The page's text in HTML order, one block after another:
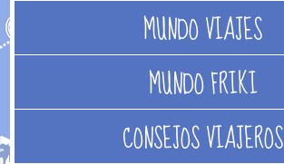
MUNDO VIAJES
MUNDO FRIKI
CONSEJOS VIAJEROS